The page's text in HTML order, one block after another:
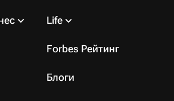
Life
Forbes Рейтинг
Блоги